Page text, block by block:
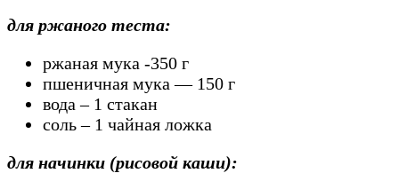
для ржаного теста:
ржаная мука -350 г
пшеничная мука — 150 г
вода – 1 стакан
соль – 1 чайная ложка
для начинки (рисовой каши):